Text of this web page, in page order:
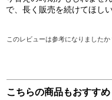
で、長く販売を続けてほし
このレビューは参考になりましたか
こちらの商品もおすすめ